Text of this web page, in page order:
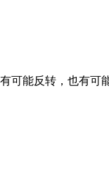
能反转，也有可